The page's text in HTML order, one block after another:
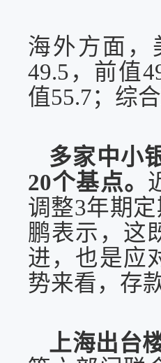
海外方面，
49.5，前值
值55.7；综
多家中小
20个基点。
调整3年期
鹏表示，这
进，也是应
势来看，存
上海出台